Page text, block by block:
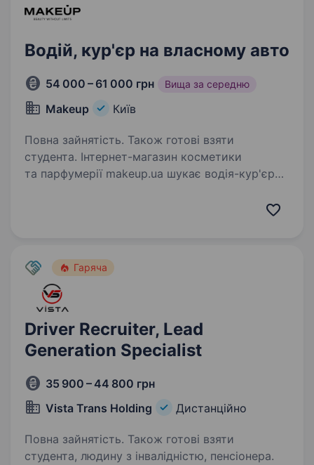
Водій, кур'єр на власному авто
54 000 – 61 000 грн Вища за середню
Makeup Київ
Повна зайнятість. Також готові взяти
студента. Інтернет-магазин косметики
та парфумерії makeup.ua шукає водія-кур'єра
Гаряча
Driver Recruiter, Lead
Generation Specialist
35 900 – 44 800 грн
Vista Trans Holding
Дистанційно
Повна зайнятість. Також готові взяти
студента, людину з інвалідністю, пенсіонера.